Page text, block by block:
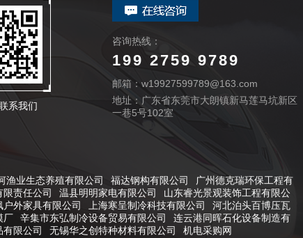
系我们
咨询热线：
199 2759 9789
邮箱：w19927599789@163.com
地址：广东省东莞市大朗镇新马莲马坑新区
一巷5号102室
渔业生态养殖有限公司 福达钢构有限公司
广州德克瑞环保工程有
限责任公司 温县明明家电有限公司
山东睿光景观装饰工程有限公
户外家具有限公司 上海寒呈制冷科技有限公司
河北泊头百博压瓦
厂 辛集市东弘制冷设备贸易有限公司
连云港同晖石化设备制造有
限公司 无锡华之创特种材料有限公司 机电采购网